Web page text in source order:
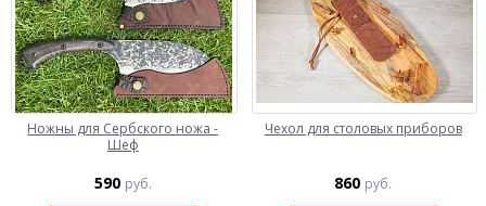
Ножны для Сербского ножа -
Шеф
590 руб.
Чехол для столовых приборов
860 руб.